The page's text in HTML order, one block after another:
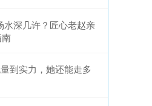
水深几许？匠心老赵亲
到实力，她还能走多